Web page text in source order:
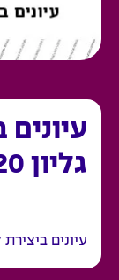
גליון 20- תשע"א
עיונים ביצירת